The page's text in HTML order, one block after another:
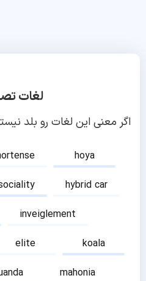
لغات
اگر معنی این لغات رو بلد
hoya
hybrid car
inveiglement
elite
koala
mahonia